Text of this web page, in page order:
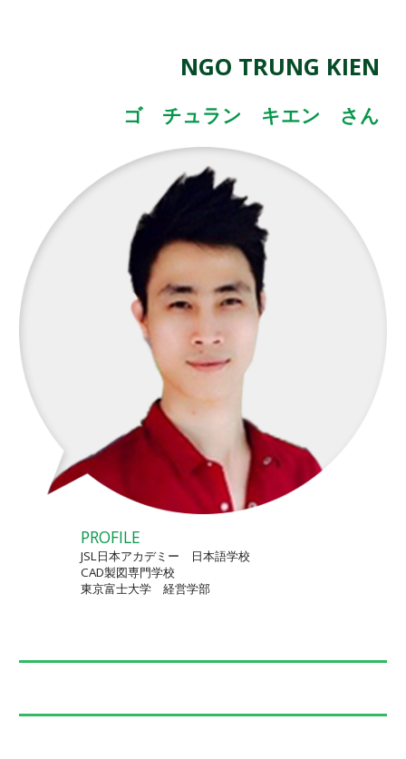
NGO TRUNG KIEN
ゴ チュラン キエン さん
PROFILE
JSL日本アカデミー 日本語学校
CAD製図専門学校
東京富士大学 経営学部